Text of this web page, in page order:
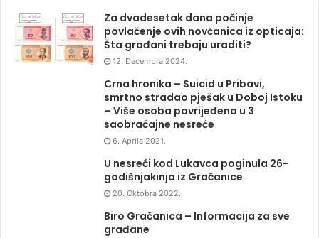
Za dvadesetak dana počinje
povlačenje ovih novčanica iz opticaja:
Šta građani trebaju uraditi?
12. Decembra 2024.
Crna hronika – Suicid u Pribavi,
smrtno stradao pješak u Doboj Istoku
– Više osoba povrijeđeno u 3
saobraćajne nesreće
6. Aprila 2021.
U nesreći kod Lukavca poginula 26-
godišnjakinja iz Gračanice
20. Oktobra 2022.
Biro Gračanica – Informacija za sve
građane